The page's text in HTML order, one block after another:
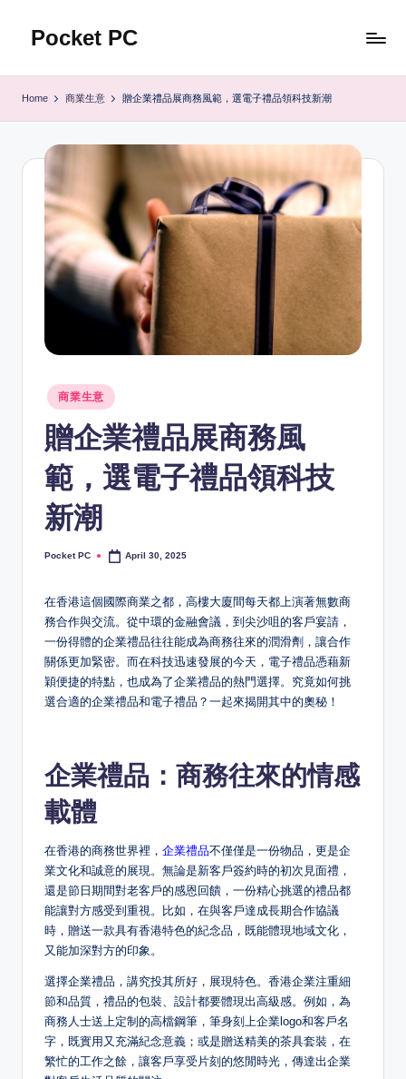
Pocket PC
Home 商業生意 贈企業禮品展商務風範，選電子禮品領科技新潮
Posted
in
商業生意
贈企業禮品展商務風
範，選電子禮品領科技
新潮
Posted
Pocket PC April 30, 2025
在香港這個國際商業之都，高樓大廈間每天都上演著無數商
務合作與交流。從中環的金融會議，到尖沙咀的客戶宴請，
一份得體的企業禮品往往能成為商務往來的潤滑劑，讓合作
關係更加緊密。而在科技迅速發展的今天，電子禮品憑藉新
穎便捷的特點，也成為了企業禮品的熱門選擇。究竟如何挑
選合適的企業禮品和電子禮品？一起來揭開其中的奧秘！
企業禮品：商務往來的情感
載體
在香港的商務世界裡， 企業禮品不僅僅是一份物品，更是企
業文化和誠意的展現。無論是新客戶簽約時的初次見面禮，
還是節日期間對老客戶的感恩回饋，一份精心挑選的禮品都
能讓對方感受到重視。比如，在與客戶達成長期合作協議
時，贈送一款具有香港特色的紀念品，既能體現地域文化，
又能加深對方的印象。
選擇企業禮品，講究投其所好，展現特色。香港企業注重細
節和品質，禮品的包裝、設計都要體現出高級感。例如，為
商務人士送上定制的高檔鋼筆，筆身刻上企業logo和客戶名
字，既實用又充滿紀念意義；或是贈送精美的茶具套裝，在
繁忙的工作之餘，讓客戶享受片刻的悠閒時光，傳達出企業